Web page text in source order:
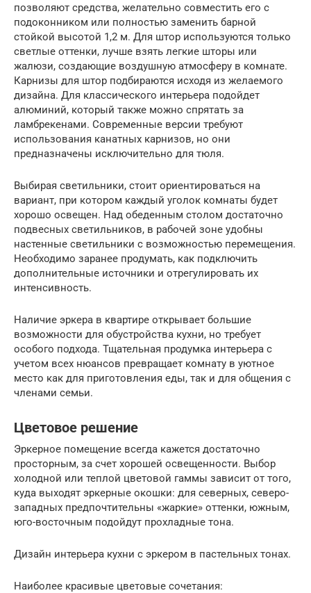
позволяют средства, желательно совместить его с
подоконником или полностью заменить барной
стойкой высотой 1,2 м. Для штор используются только
светлые оттенки, лучше взять легкие шторы или
жалюзи, создающие воздушную атмосферу в комнате.
Карнизы для штор подбираются исходя из желаемого
дизайна. Для классического интерьера подойдет
алюминий, который также можно спрятать за
ламбрекенами. Современные версии требуют
использования канатных карнизов, но они
предназначены исключительно для тюля.
Выбирая светильники, стоит ориентироваться на
вариант, при котором каждый уголок комнаты будет
хорошо освещен. Над обеденным столом достаточно
подвесных светильников, в рабочей зоне удобны
настенные светильники с возможностью перемещения.
Необходимо заранее продумать, как подключить
дополнительные источники и отрегулировать их
интенсивность.
Наличие эркера в квартире открывает большие
возможности для обустройства кухни, но требует
особого подхода. Тщательная продумка интерьера с
учетом всех нюансов превращает комнату в уютное
место как для приготовления еды, так и для общения с
членами семьи.
Цветовое решение
Эркерное помещение всегда кажется достаточно
просторным, за счет хорошей освещенности. Выбор
холодной или теплой цветовой гаммы зависит от того,
куда выходят эркерные окошки: для северных, северо-
западных предпочтительны «жаркие» оттенки, южным,
юго-восточным подойдут прохладные тона.
Дизайн интерьера кухни с эркером в пастельных тонах.
Наиболее красивые цветовые сочетания: